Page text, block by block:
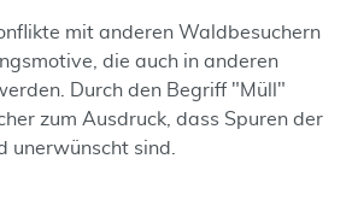
mit anderen Waldbesuchern
die auch in anderen
Durch den Begriff "Müll"
zum Ausdruck, dass Spuren der
unerwünscht sind.